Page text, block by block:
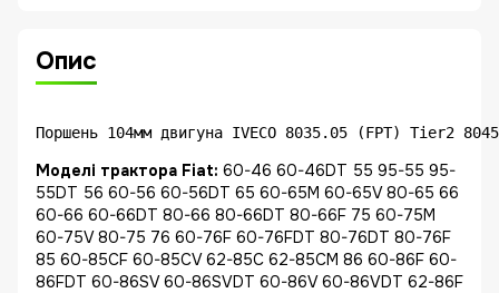
Опис
Поршень 104мм двигуна IVECO 8035.05 (FPT) Tier2
Моделі трактора Fiat: 60-46 60-46DT 55 95-55 95-
55DT 56 60-56 60-56DT 65 60-65M 60-65V 80-65 66
60-66 60-66DT 80-66 80-66DT 80-66F 75 60-75M
60-75V 80-75 76 60-76F 60-76FDT 80-76DT 80-76F
85 60-85CF 60-85CV 62-85C 62-85CM 86 60-86F 60-
86FDT 60-86SV 60-86SVDT 60-86V 60-86VDT 62-86F